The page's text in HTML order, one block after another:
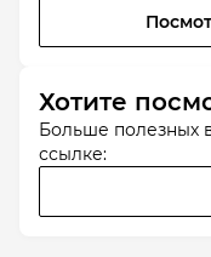
Хотите
Больше полезных
ссылке: